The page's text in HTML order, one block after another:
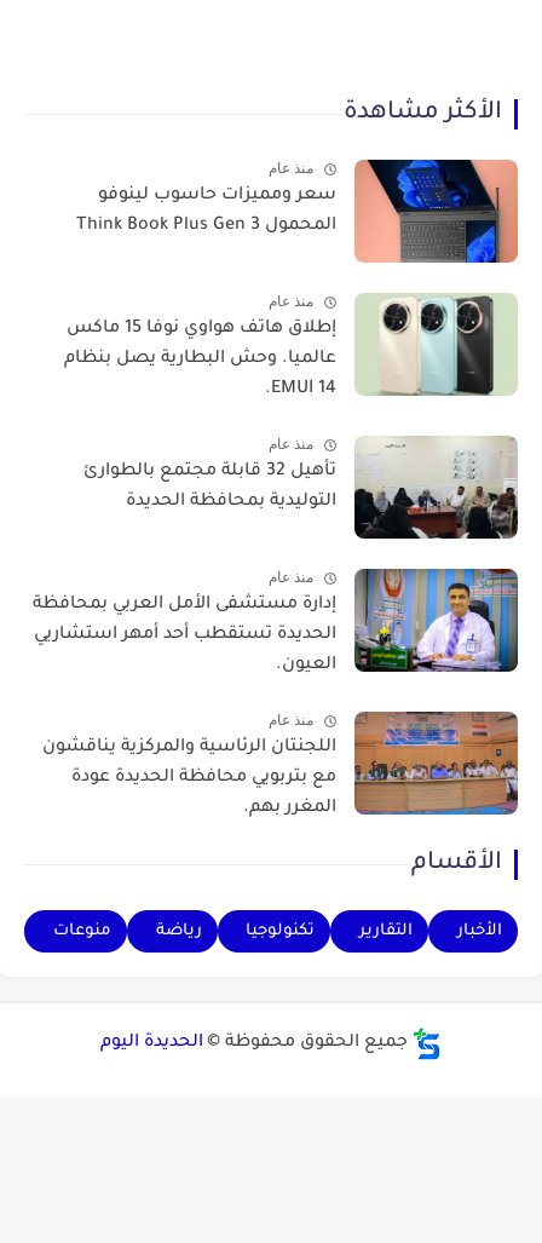
الأكثر مشاهدة
منذ عام
سعر ومميزات حاسوب لينوفو
المحمول Think Book Plus Gen 3
منذ عام
​إطلاق هاتف هواوي نوفا 15 ماكس
عالميا. وحش البطارية يصل بنظام
EMUI 14.
منذ عام
تأهيل 32 قابلة مجتمع بالطوارئ
التوليدية بمحافظة الحديدة
منذ عام
إدارة مستشفى الأمل العربي بمحافظة
الحديدة تستقطب أحد أمهر استشاريي
العيون.
منذ عام
اللجنتان الرئاسية والمركزية يناقشون
مع بتربويي محافظة الحديدة عودة
المغرر بهم.
الأقسام
الأخبار التقارير تكنولوجيا رياضة منوعات
جميع الحقوق محفوظة © الحديدة اليوم